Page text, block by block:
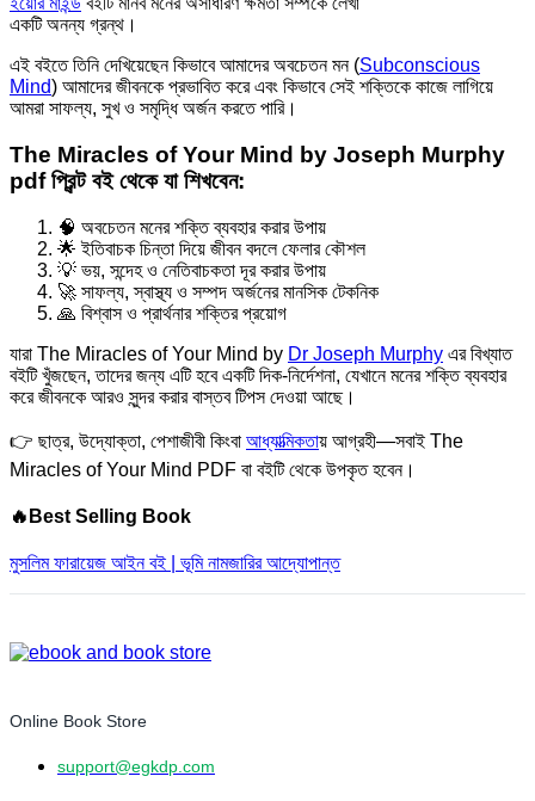
একটি অনন্য গ্রন্থ।
এই বইতে তিনি দেখিয়েছেন কিভাবে আমাদের অবচেতন মন (Subconscious
Mind) আমাদের জীবনকে প্রভাবিত করে এবং কিভাবে সেই শক্তিকে কাজে লাগিয়ে
আমরা সাফল্য, সুখ ও সমৃদ্ধি অর্জন করতে পারি।
The Miracles of Your Mind by Joseph Murphy
pdf প্রিন্ট বই থেকে যা শিখবেন:
🧠 অবচেতন মনের শক্তি ব্যবহার করার উপায়
🌟 ইতিবাচক চিন্তা দিয়ে জীবন বদলে ফেলার কৌশল
💡 ভয়, সন্দেহ ও নেতিবাচকতা দূর করার উপায়
🚀 সাফল্য, স্বাস্থ্য ও সম্পদ অর্জনের মানসিক টেকনিক
🙏 বিশ্বাস ও প্রার্থনার শক্তির প্রয়োগ
যারা The Miracles of Your Mind by Dr Joseph Murphy এর বিখ্যাত
বইটি খুঁজছেন, তাদের জন্য এটি হবে একটি দিক-নির্দেশনা, যেখানে মনের শক্তি ব্যবহার
করে জীবনকে আরও সুন্দর করার বাস্তব টিপস দেওয়া আছে।
👉 ছাত্র, উদ্যোক্তা, পেশাজীবী কিংবা আধ্যাত্মিকতায় আগ্রহী—সবাই The
Miracles of Your Mind PDF বা বইটি থেকে উপকৃত হবেন।
🔥Best Selling Book
মুসলিম ফারায়েজ আইন বই | ভূমি নামজারির আদ্যোপান্ত
Online Book Store
support@egkdp.com